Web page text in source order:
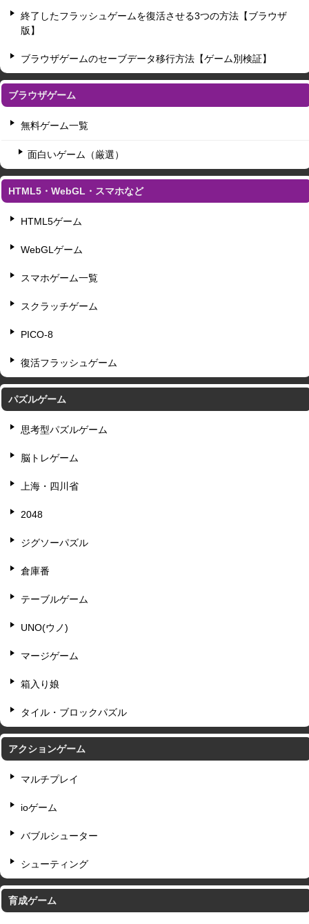
終了したフラッシュゲームを復活させる3つの方法【ブラウザ
版】
ブラウザゲームのセーブデータ移行方法【ゲーム別検証】
ブラウザゲーム
無料ゲーム一覧
面白いゲーム（厳選）
HTML5・WebGL・スマホなど
HTML5ゲーム
WebGLゲーム
スマホゲーム一覧
スクラッチゲーム
PICO-8
復活フラッシュゲーム
パズルゲーム
思考型パズルゲーム
脳トレゲーム
上海・四川省
2048
ジグソーパズル
倉庫番
テーブルゲーム
UNO(ウノ)
マージゲーム
箱入り娘
タイル・ブロックパズル
アクションゲーム
マルチプレイ
ioゲーム
バブルシューター
シューティング
育成ゲーム